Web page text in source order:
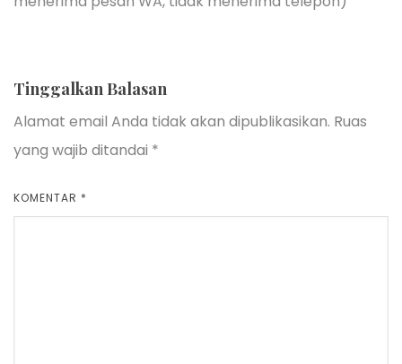
Tinggalkan Balasan
Alamat email Anda tidak akan dipublikasikan. Ruas
yang wajib ditandai *
KOMENTAR *